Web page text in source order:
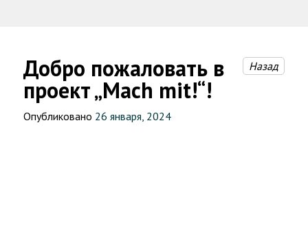
Добро пожаловать в
проект „Mach mit!“!
Назад
Опубликовано 26 января, 2024